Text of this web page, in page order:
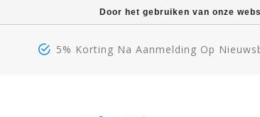
5% Korting Na Aanmelding Op
Door het gebruiken van onze